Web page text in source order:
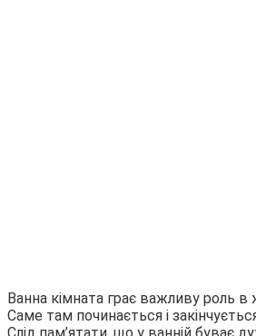
Ванна кімната грає важливу роль в
Саме там починається і